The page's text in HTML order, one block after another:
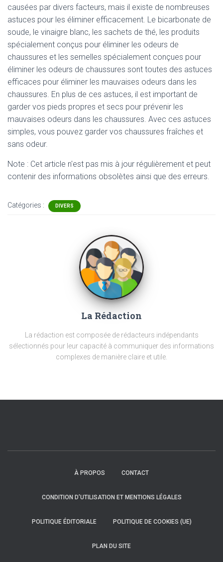
causées par divers facteurs, mais il existe de nombreuses
astuces pour les éliminer efficacement. Le bicarbonate de
soude, le vinaigre blanc, les sachets de thé, les produits
spécialement conçus pour éliminer les odeurs de
chaussures et les semelles spécialement conçues pour
éliminer les odeurs de chaussures sont toutes des astuces
efficaces pour éliminer les mauvaises odeurs dans les
chaussures. En plus de ces astuces, il est important de
garder vos pieds propres et secs pour prévenir les
mauvaises odeurs dans les chaussures. Avec ces astuces
simples, vous pouvez garder vos chaussures fraîches et
sans odeur.
Note : Cet article n'est pas mis à jour régulièrement et peut
contenir des informations obsolètes ainsi que des erreurs.
Catégories : DIVERS
La Rédaction
La rédaction est composée de rédacteurs indépendants
sélectionnés pour leur capacité à communiquer des informations
complexes de manière claire et utile.
À PROPOS CONTACT
CONDITION D’UTILISATION ET MENTIONS LÉGALES
POLITIQUE ÉDITORIALE POLITIQUE DE COOKIES (UE)
PLAN DU SITE